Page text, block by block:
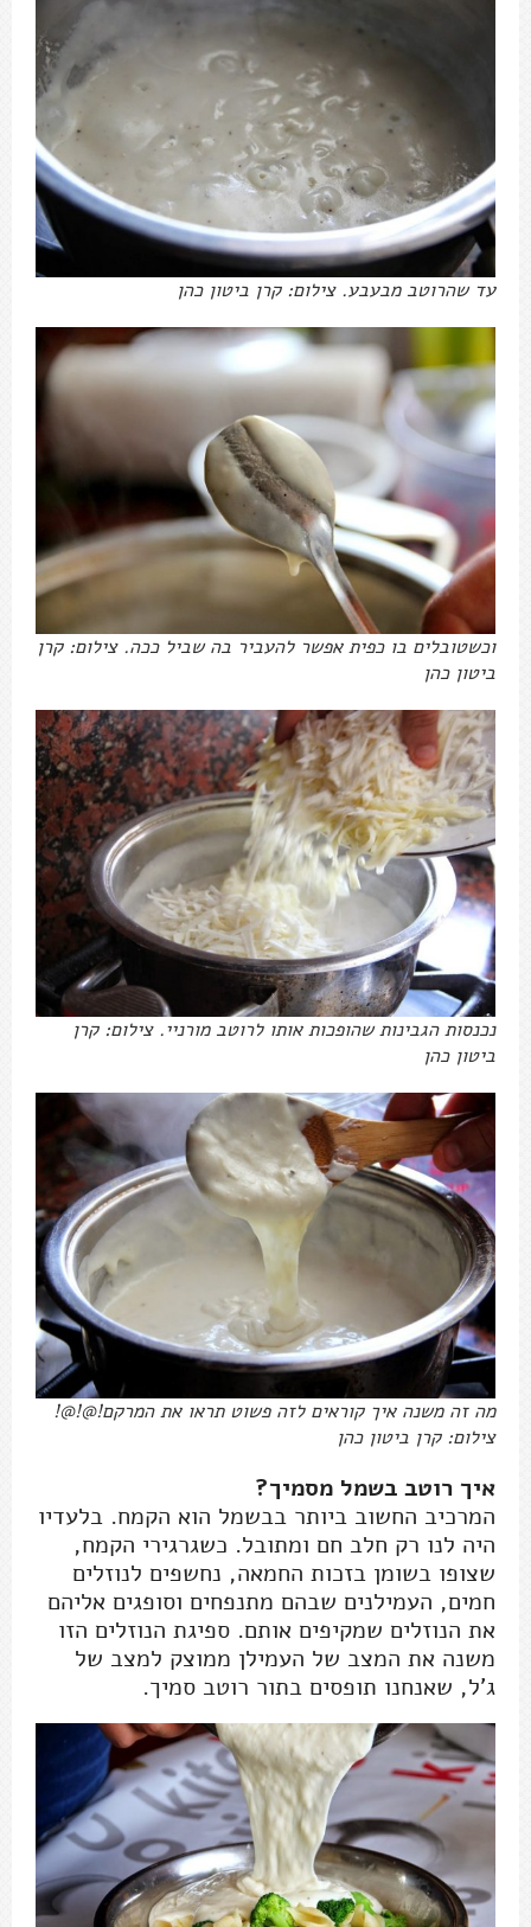
עד שהרוטב מבעבע. צילום: קרן ביטון כהן
וכשטובלים בו כפית אפשר להעביר בה שביל ככה. צילום: קרן
ביטון כהן
נכנסות הגבינות שהופכות אותו לרוטב מורניי. צילום: קרן
ביטון כהן
מה זה משנה איך קוראים לזה פשוט תראו את המרקם!@!@!
צילום: קרן ביטון כהן
איך רוטב בשמל מסמיך?
המרכיב החשוב ביותר בבשמל הוא הקמח. בלעדיו
היה לנו רק חלב חם ומתובל. כשגרגירי הקמח,
שצופו בשומן בזכות החמאה, נחשפים לנוזלים
חמים, העמילנים שבהם מתנפחים וסופגים אליהם
את הנוזלים שמקיפים אותם. ספיגת הנוזלים הזו
משנה את המצב של העמילן ממוצק למצב של
ג'ל, שאנחנו תופסים בתור רוטב סמיך.